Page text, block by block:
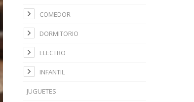
COMEDOR
DORMITORIO
ELECTRO
INFANTIL
JUGUETES